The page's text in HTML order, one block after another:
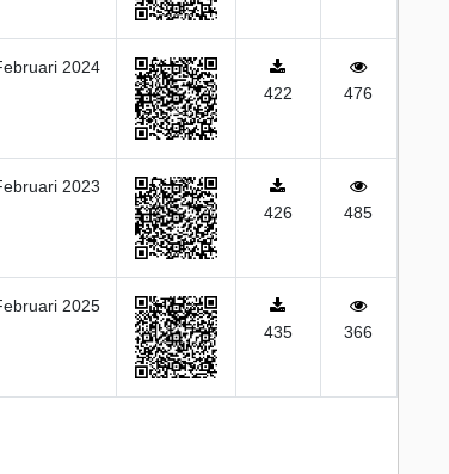
2024
422
476
2023
426
485
2025
435
366